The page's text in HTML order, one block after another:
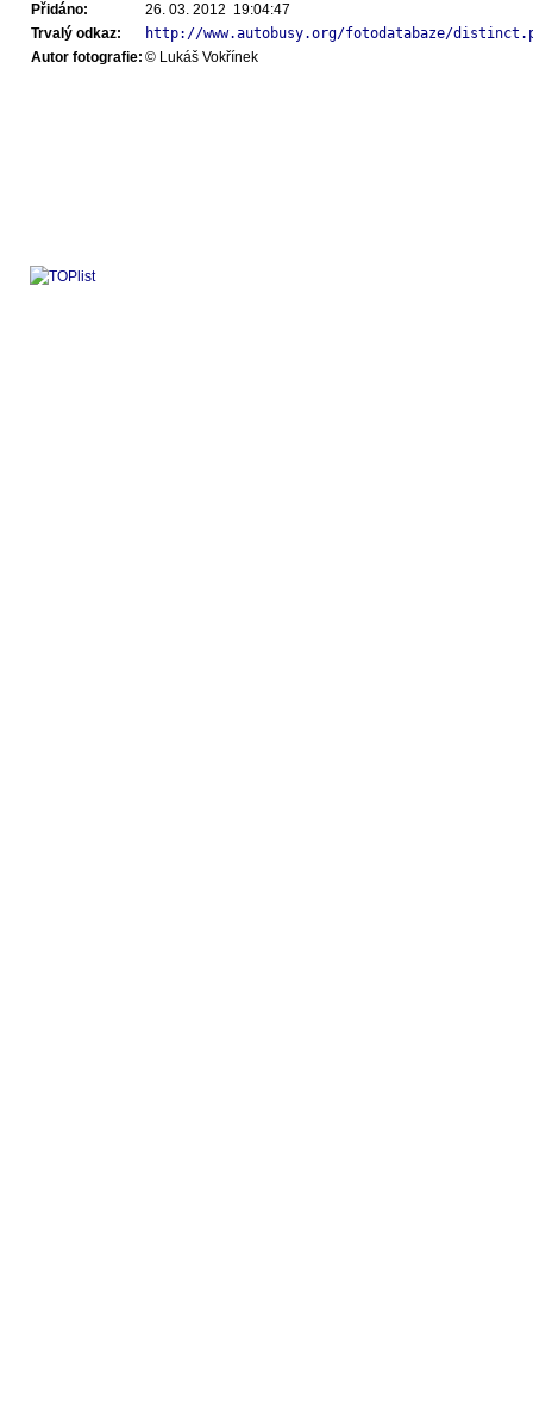
Přidáno:
26. 03. 2012 19:04:47
Trvalý odkaz:
http://www.autobusy.org/fotodatabaze/
Autor fotografie: © Lukáš Vokřínek